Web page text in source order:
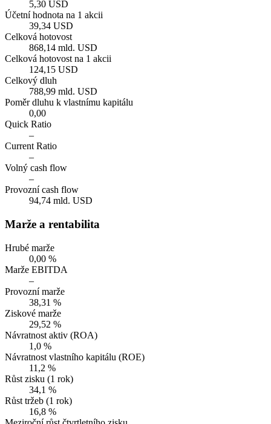
5,30 USD
Účetní hodnota na 1 akcii
39,34 USD
Celková hotovost
868,14 mld. USD
Celková hotovost na 1 akcii
124,15 USD
Celkový dluh
788,99 mld. USD
Poměr dluhu k vlastnímu kapitálu
0,00
Quick Ratio
–
Current Ratio
–
Volný cash flow
–
Provozní cash flow
94,74 mld. USD
Marže a rentabilita
Hrubé marže
0,00 %
Marže EBITDA
–
Provozní marže
38,31 %
Ziskové marže
29,52 %
Návratnost aktiv (ROA)
1,0 %
Návratnost vlastního kapitálu (ROE)
11,2 %
Růst zisku (1 rok)
34,1 %
Růst tržeb (1 rok)
16,8 %